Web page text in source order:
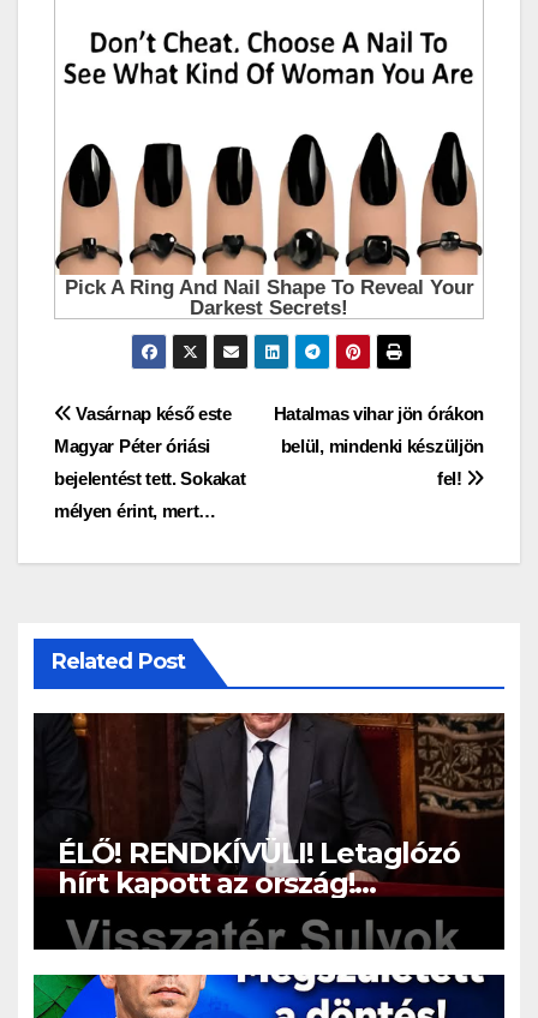
Bejegyzés
navigáció
Hatalmas vihar jön órákon
belül, mindenki készüljön
fel!
Vasárnap késő este
Magyar Péter óriási
bejelentést tett. Sokakat
mélyen érint, mert…
Related Post
ÉLŐ! RENDKÍVÜLI! Letaglózó
hírt kapott az ország!
Visszatérhet Sulyok Tamás!? –
ERRE senki nem volt
felkészülve: